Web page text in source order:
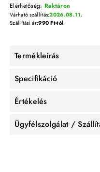
Elérhetőség: Raktáron
Várható szállítás:2026.08.11.
Szállítási ár:990 Ft-tól
Termékleírás
Specifikáció
Értékelés
Ügyfélszolgálat /